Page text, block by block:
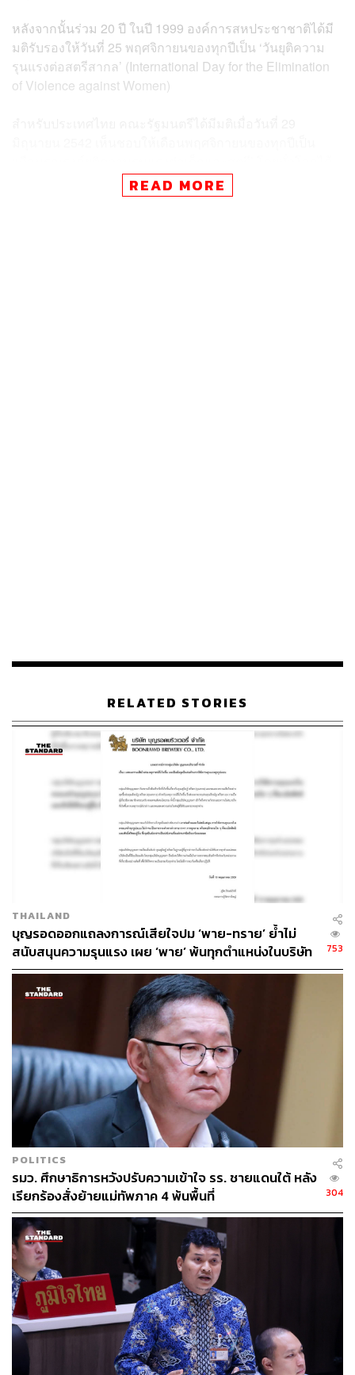
หลังจากนั้นร่วม 20 ปี ในปี 1999 องค์การสหประชาชาติได้มี
มติรับรองให้วันที่ 25 พฤศจิกายนของทุกปีเป็น ‘วันยุติความ
รุนแรงต่อสตรีสากล’ (International Day for the Elimination
of Violence against Women)
ใช้สัญลักษณ์ริบบิ้นสีขาวเพื่อแสดงออกถึงการรณรงค์ยุติ
ความรุนแรงต่อเด็ก สตรี และความรุนแรงในครอบครัวด้วย
READ MORE
RELATED STORIES
THAILAND
บุญรอดออกแถลงการณ์เสียใจปม ‘พาย-ทราย’ ย้ำไม่
สนับสนุนความรุนแรง เผย ‘พาย’ พ้นทุกตำแหน่งในบริษัท
แล้ว
753
POLITICS
รมว. ศึกษาธิการหวังปรับความเข้าใจ รร. ชายแดนใต้ หลัง
เรียกร้องสั่งย้ายแม่ทัพภาค 4 พ้นพื้นที่
304